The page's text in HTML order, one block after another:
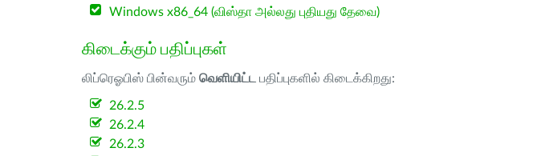
Windows x86_64 (விஸ்தா அல்லது புதியது தேவை)
கிடைக்கும் பதிப்புகள்
லிப்ரெஓபிஸ் பின்வரும் வெளியிட்ட பதிப்புகளில் கிடைக்கிறது:
26.2.5
26.2.4
26.2.3